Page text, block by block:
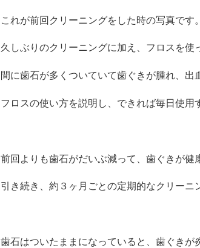
これが前回クリーニングをした時の写真です。
久しぶりのクリーニングに加え、フロスを使
間に歯石が多くついていて歯ぐきが腫れ、出
フロスの使い方を説明し、できれば毎日使用
前回よりも歯石がだいぶ減って、歯ぐきが健
引き続き、約３ヶ月ごとの定期的なクリーニ
歯石はついたままになっていると、歯ぐきが